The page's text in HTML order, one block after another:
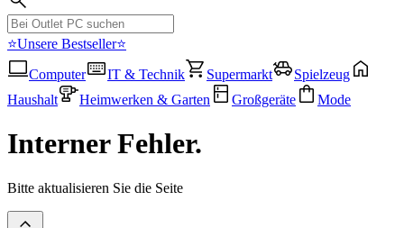
⭐Unsere Bestseller⭐
Computer
IT & Technik Supermarkt
Spielzeug
Haushalt
Heimwerken & Garten Großgeräte Mode
Interner Fehler.
Bitte aktualisieren Sie die Seite